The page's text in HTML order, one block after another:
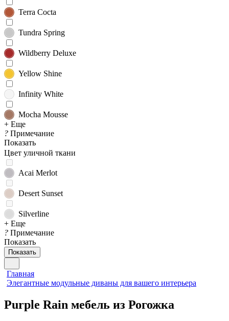
Terra Cocta
Tundra Spring
Wildberry Deluxe
Yellow Shine
Infinity White
Mocha Mousse
+ Еще
? Примечание
Показать
Цвет уличной ткани
Acai Merlot
Desert Sunset
Silverline
+ Еще
? Примечание
Показать
Показать
Главная
Элегантные модульные диваны для вашего интерьера
Purple Rain мебель из Рогожка